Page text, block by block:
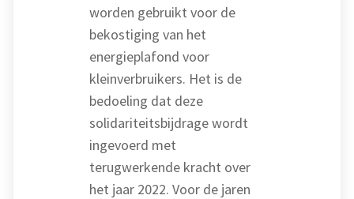
worden gebruikt voor de
bekostiging van het
energieplafond voor
kleinverbruikers. Het is de
bedoeling dat deze
solidariteitsbijdrage wordt
ingevoerd met
terugwerkende kracht over
het jaar 2022. Voor de jaren